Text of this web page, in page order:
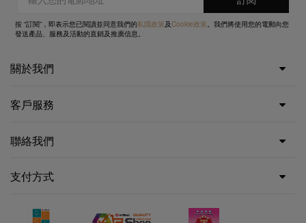
按 “訂閱”，即表示您已閱讀並同意我們的私隱政策及Cookie政策 。我們將使用您的電郵向您
發送產品、服務及活動的直銷及推廣信息。
關於我們
客戶服務
聯絡我們
支付方式